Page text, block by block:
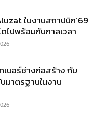
ในงานสถาปนิก’69
ไปพร้อมกับกาลเวลา
เนอร์ช่างก่อสร้าง กับ
มาตรฐานในงาน